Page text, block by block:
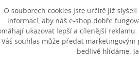
O souborech cookies jste určitě již
informací, aby náš e-shop dobře
ukazovat lepší a cílenější
Váš souhlas může předat
bedlivě hlídáme.